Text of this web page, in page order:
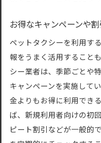
お得なキャンペーンや割
ペットタクシーを利用す
報をうまく活用すること
シー業者は、季節ごとや
キャンペーンを実施して
金よりもお得に利用でき
ば、新規利用者向けの初
ピート割引などが一般的